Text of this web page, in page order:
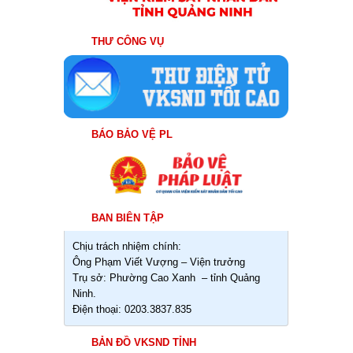
THƯ CÔNG VỤ
BÁO BẢO VỆ PL
BAN BIÊN TẬP
Chịu trách nhiệm chính:
Ông Phạm Viết Vượng – Viện trưởng
Trụ sở: Phường Cao Xanh – tỉnh Quảng
Ninh.
Điện thoại: 0203.3837.835
BẢN ĐỒ VKSND TỈNH